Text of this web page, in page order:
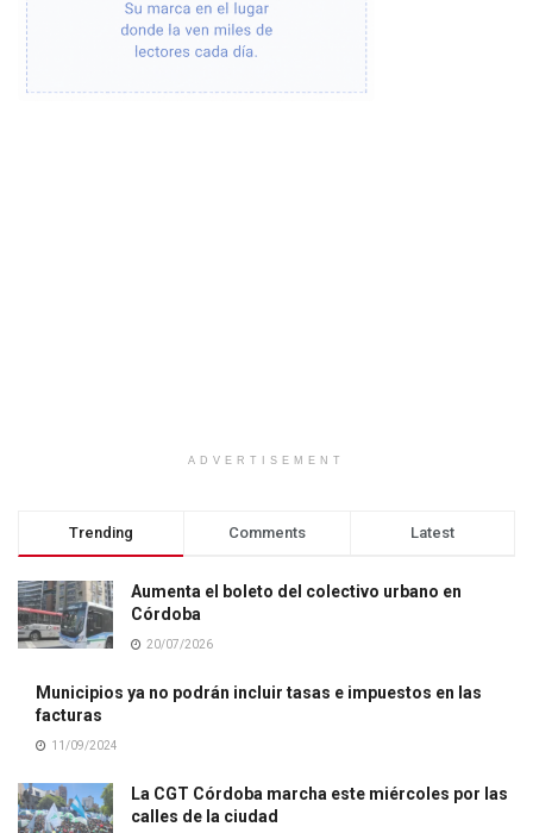
ADVERTISEMENT
Trending Comments Latest
Aumenta el boleto del colectivo urbano en
Córdoba
20/07/2026
Municipios ya no podrán incluir tasas e impuestos en las
facturas
11/09/2024
La CGT Córdoba marcha este miércoles por las
calles de la ciudad